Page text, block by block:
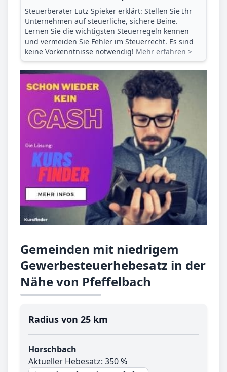
Steuerberater Lutz Spieker erklärt: Stellen Sie Ihr
Unternehmen auf steuerliche, sichere Beine.
Lernen Sie die wichtigsten Steuerregeln kennen
und vermeiden Sie Fehler im Steuerrecht. Es sind
keine Vorkenntnisse notwendig! Mehr erfahren >
Gemeinden mit niedrigem
Gewerbesteuerhebesatz in der
Nähe von Pfeffelbach
Radius von 25 km
Horschbach
Aktueller Hebesatz: 350 %